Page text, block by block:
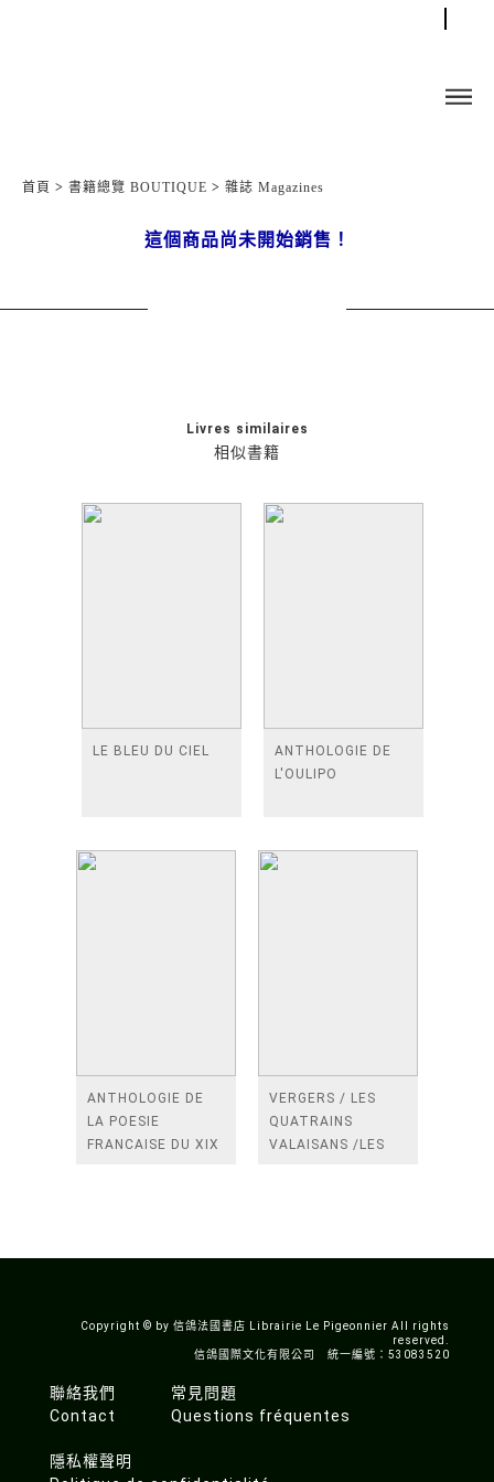
首頁 > 書籍總覽 BOUTIQUE > 雜誌 Magazines
這個商品尚未開始銷售！
相似書籍
Livres similaires
LE BLEU DU CIEL
ANTHOLOGIE DE
L'OULIPO
ANTHOLOGIE DE
LA POESIE
FRANCAISE DU XIX
VERGERS / LES
QUATRAINS
VALAISANS /LES
Copyright © by 信鴿法國書店 Librairie Le Pigeonnier All rights
reserved.
信鴿國際文化有限公司 統一編號：53083520
聯絡我們
Contact
常見問題
Questions fréquentes
隱私權聲明